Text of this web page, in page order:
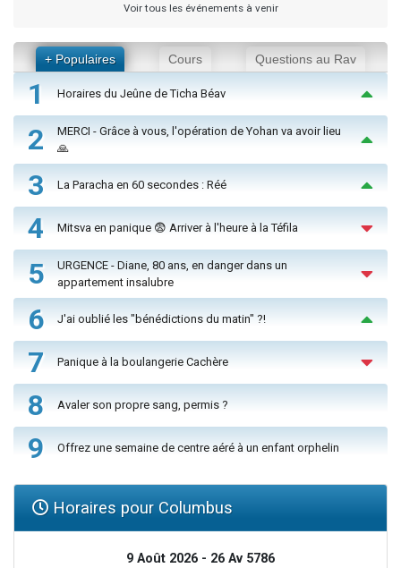
Voir tous les événements à venir
+ Populaires Cours Questions au Rav
1 Horaires du Jeûne de Ticha Béav
2
MERCI - Grâce à vous, l'opération de Yohan va avoir lieu
🙏
3 La Paracha en 60 secondes : Réé
4 Mitsva en panique 😨 Arriver à l'heure à la Téfila
5
URGENCE - Diane, 80 ans, en danger dans un
appartement insalubre
6 J'ai oublié les "bénédictions du matin" ?!
7 Panique à la boulangerie Cachère
8 Avaler son propre sang, permis ?
9 Offrez une semaine de centre aéré à un enfant orphelin
Horaires pour Columbus
9 Août 2026 - 26 Av 5786